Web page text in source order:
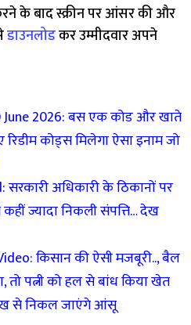
के बाद स्क्रीन पर आंसर की और
डाउनलोडकर उम्मीदवार अपने
June 2026: बस एक कोड और खाते
कोड्स मिलेगा ऐसा इनाम जो
अधिकारी के ठिकानों पर
ज्यादा निकली संपत्ति… देख
किसान की ऐसी मजबूरी.., बैल
तो पत्नी को हल से बांध किया खेत
से निकल जाएंगे आंसू